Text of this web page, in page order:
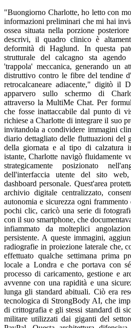
"Buongiorno Charlotte, ho letto con
informazioni preliminari che mi hai
ossea situata nella porzione
descrivi, il quadro clinico è
deformità di Haglund. In questa
strutturale del calcagno sta
'trappola' meccanica, generando un
distruttivo contro le fibre del tendine
retrocalcaneare adiacente," digitò il
apparvero sullo schermo di
attraverso la MultiMe Chat. Per
che fosse inattaccabile dal punto di
richiese a Charlotte di integrare il suo
invitandola a condividere immagini
diario dettagliato delle fluttuazioni del
della giornata e al tipo di calzatura
istante, Charlotte navigò fluidamente
strategicamente posizionato
dell'interfaccia utente del sito
dashboard personale. Quest'area
archivio digitale centralizzato,
autonomia e sicurezza ogni
pochi clic, caricò una serie di
con il suo smartphone, che
infiammato da molteplici
persistente. A queste immagini,
radiografie in proiezione laterale che,
effettuato qualche settimana prima
locale a Londra e che portava con
processo di caricamento, gestione e
avvenne con una rapidità e una
lunga gli standard abituali. Ciò era
tecnologica di StrongBody AI, che
di crittografia e gli stessi standard di
militare utilizzati dai giganti del